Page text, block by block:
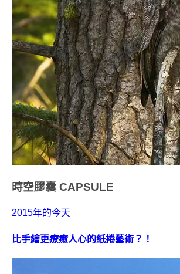
時空膠囊 CAPSULE
2015年的今天
比手繪更療癒人心的紙捲藝術？！